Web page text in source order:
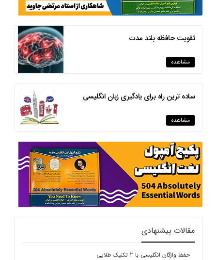
تقویت حافظه بلند مدت
مشاهده
ساده ترین راه برای یادگیری زبان انگلیسی
مشاهده
مقالات پیشنهادی
حفظ واژگان انگلیسی با 3 تکنیک طلایی